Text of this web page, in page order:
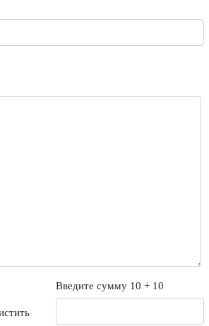
Введите сумму 10 + 10